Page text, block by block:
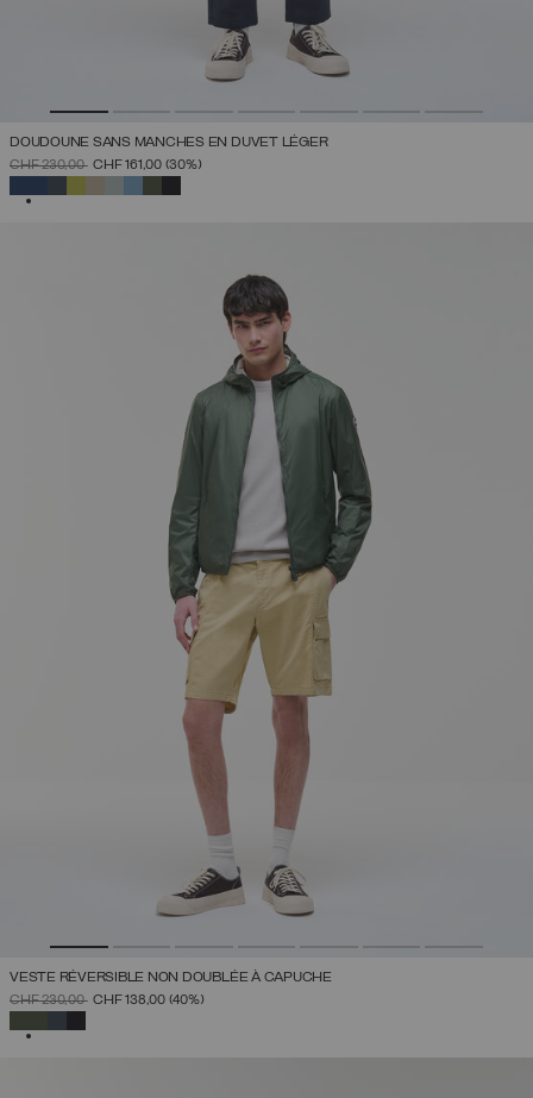
DOUDOUNE SANS MANCHES EN DUVET LÉGER
PRIX RÉDUIT DE
CHF 230,00ÀCHF 161,00 (30%)
VESTE RÉVERSIBLE NON DOUBLÉE À CAPUCHE
PRIX RÉDUIT DE
CHF 230,00ÀCHF 138,00 (40%)